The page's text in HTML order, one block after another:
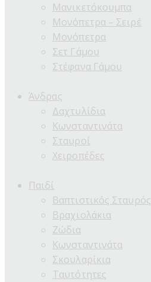
Μανικετόκουμπα
Μονόπετρα – Σειρέ
Μονόπετρα
Σετ Γάμου
Στέφανα Γάμου
Άνδρας
Δαχτυλίδια
Κωνσταντινάτα
Σταυροί
Χειροπέδες
Παιδί
Βαπτιστικός Σταυρός
Βραχιολάκια
Ζώδια
Κωνσταντινάτα
Σκουλαρίκια
Ταυτότητες